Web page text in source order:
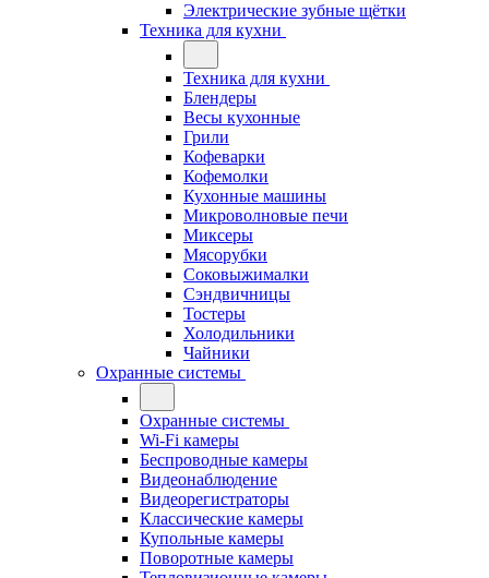
Электрические зубные щётки
Техника для кухни
Техника для кухни
Блендеры
Весы кухонные
Грили
Кофеварки
Кофемолки
Кухонные машины
Микроволновые печи
Миксеры
Мясорубки
Соковыжималки
Сэндвичницы
Тостеры
Холодильники
Чайники
Охранные системы
Охранные системы
Wi-Fi камеры
Беспроводные камеры
Видеонаблюдение
Видеорегистраторы
Классические камеры
Купольные камеры
Поворотные камеры